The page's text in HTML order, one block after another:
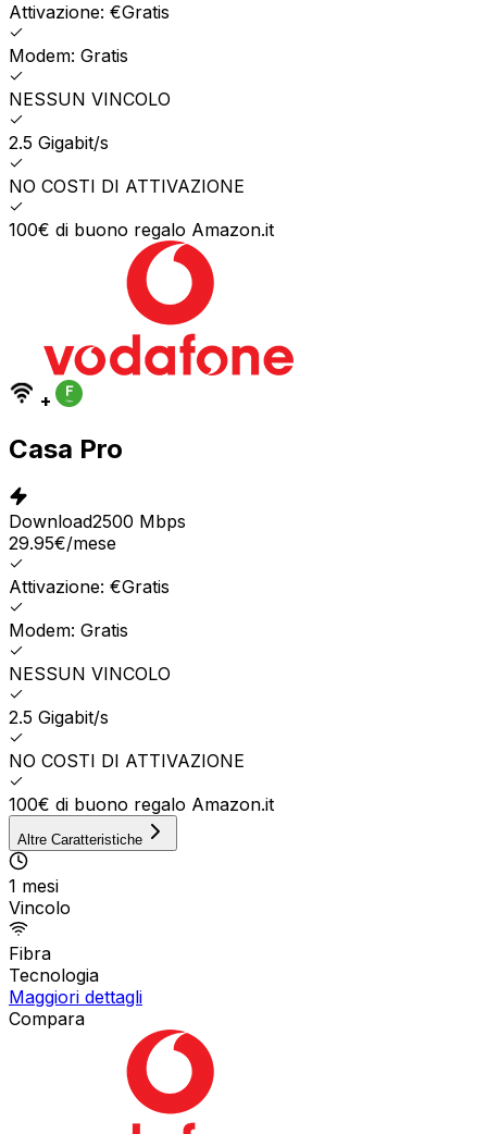
Attivazione: €Gratis
Modem: Gratis
NESSUN VINCOLO
2.5 Gigabit/s
NO COSTI DI ATTIVAZIONE
100€ di buono regalo Amazon.it
+
Casa Pro
Download2500 Mbps
29.95€/mese
Attivazione: €Gratis
Modem: Gratis
NESSUN VINCOLO
2.5 Gigabit/s
NO COSTI DI ATTIVAZIONE
100€ di buono regalo Amazon.it
Altre Caratteristiche
1 mesi
Vincolo
Fibra
Tecnologia
Maggiori dettagli
Compara